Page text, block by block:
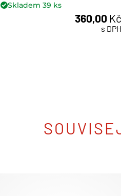
Skladem 39 ks
360,00 Kč
s DPH